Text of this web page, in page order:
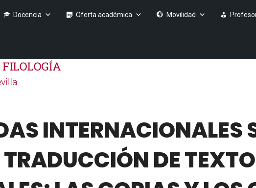
Docencia Oferta académica Movilidad
INTERNACIONALES
DE